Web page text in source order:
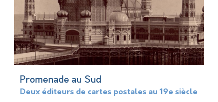
Promenade au Sud
Deux éditeurs de cartes postales au 19e siècle